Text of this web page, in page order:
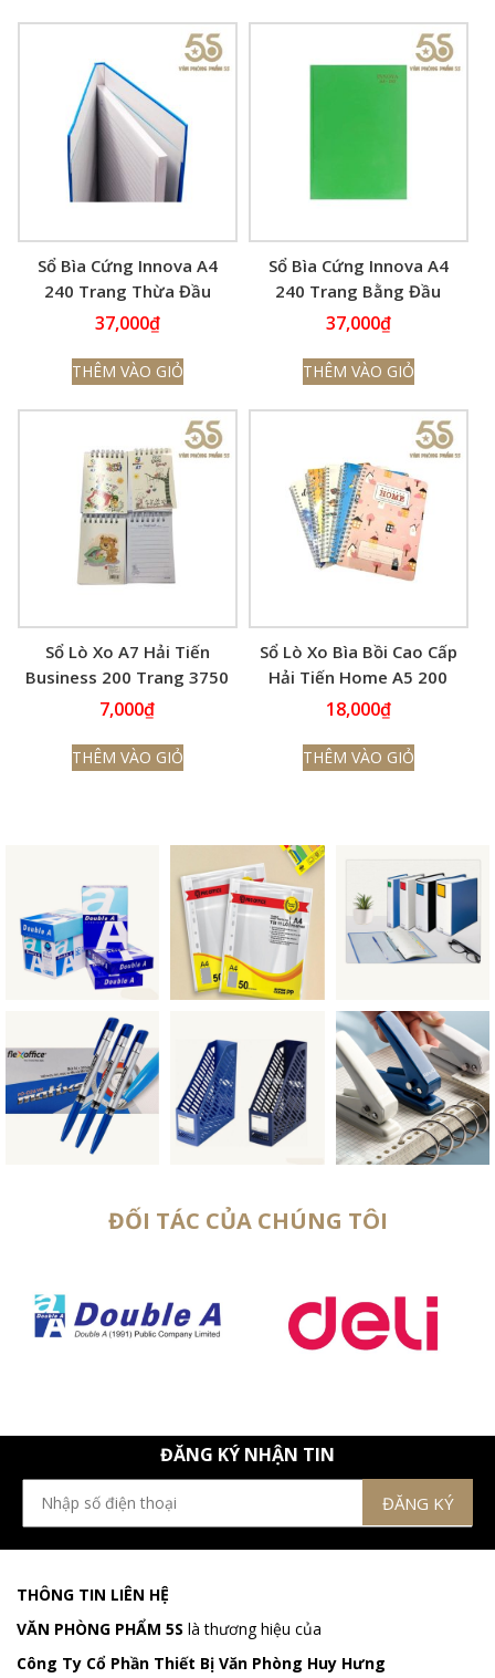
Sổ Bìa Cứng Innova A4
240 Trang Thừa Đầu
6140
37,000₫
THÊM VÀO GIỎ
Sổ Bìa Cứng Innova A4
240 Trang Bằng Đầu
6119
37,000₫
THÊM VÀO GIỎ
Sổ Lò Xo A7 Hải Tiến
Business 200 Trang 3750
(70x100mm)
7,000₫
THÊM VÀO GIỎ
Sổ Lò Xo Bìa Bồi Cao Cấp
Hải Tiến Home A5 200
Trang 6348
18,000₫
THÊM VÀO GIỎ
ĐỐI TÁC CỦA CHÚNG TÔI
ĐĂNG KÝ NHẬN TIN
THÔNG TIN LIÊN HỆ
VĂN PHÒNG PHẨM 5S là thương hiệu của
Công Ty Cổ Phần Thiết Bị Văn Phòng Huy Hưng